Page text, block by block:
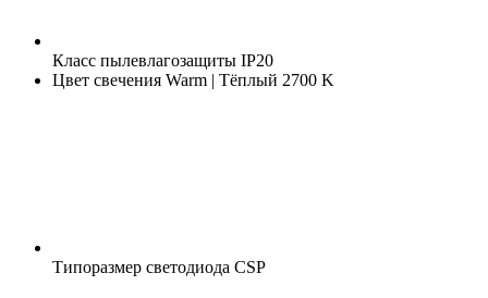
Класс пылевлагозащиты IP20
Цвет свечения Warm | Тёплый 2700 K
Типоразмер светодиода CSP